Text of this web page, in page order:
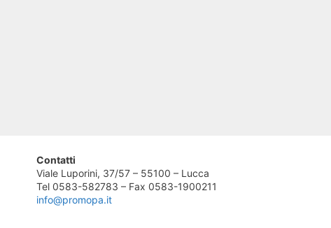
Contatti
Viale Luporini, 37/57 – 55100 – Lucca
Tel 0583-582783 – Fax 0583-1900211
info@promopa.it